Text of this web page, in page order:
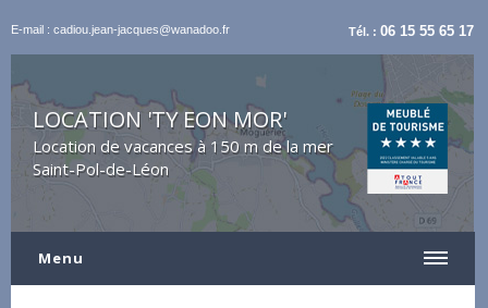
E-mail : cadiou.jean-jacques@wanadoo.fr Tél. :06 15 55 65 17
LOCATION 'TY EON MOR'
Location de vacances à 150 m de la mer
Saint-Pol-de-Léon
Menu